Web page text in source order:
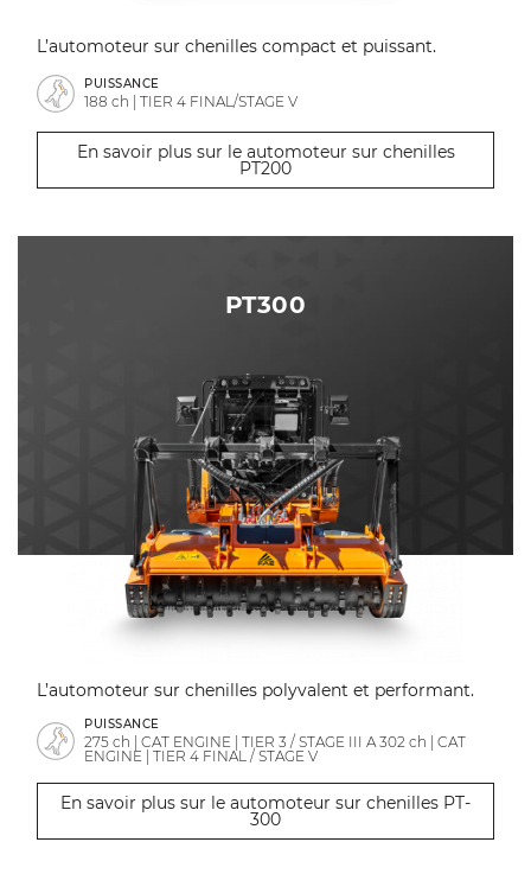
L’automoteur sur chenilles compact et puissant.
PUISSANCE
188 ch | TIER 4 FINAL/STAGE V
En savoir plus sur le automoteur sur chenilles
PT200
PT300
L’automoteur sur chenilles polyvalent et performant.
PUISSANCE
275 ch | CAT ENGINE | TIER 3 / STAGE III A 302 ch | CAT
ENGINE | TIER 4 FINAL / STAGE V
En savoir plus sur le automoteur sur chenilles PT-
300